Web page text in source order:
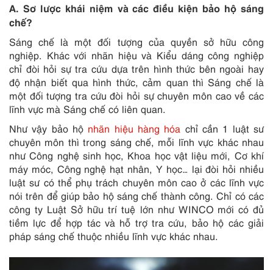
A. Sơ lược khái niệm và các điều kiện bảo hộ sáng
chế?
Sáng chế là một đối tượng của quyền sở hữu công
nghiệp. Khác với nhãn hiệu và Kiểu dáng công nghiệp
chỉ đòi hỏi sự tra cứu dựa trên hình thức bên ngoài hay
độ nhận biết qua hình thức, cảm quan thì Sáng chế là
một đối tượng tra cứu đòi hỏi sự chuyên môn cao về các
lĩnh vực mà Sáng chế có liên quan.
Như vậy bảo hộ nhãn hiệu hàng hóa chỉ cần 1 luật sư
chuyên môn thì trong sáng chế, mỗi lĩnh vực khác nhau
như Công nghệ sinh học, Khoa học vật liệu mới, Cơ khí
máy móc, Công nghệ hạt nhân, Y học… lại đòi hỏi nhiều
luật sư có thể phụ trách chuyên môn cao ở các lĩnh vực
nói trên để giúp bảo hộ sáng chế thành công. Chỉ có các
công ty Luật Sở hữu trí tuệ lớn như WINCO mới có đủ
tiềm lực để hợp tác và hỗ trợ tra cứu, bảo hộ các giải
pháp sáng chế thuộc nhiều lĩnh vực khác nhau.